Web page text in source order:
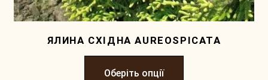
ЯЛИНА СХІДНА AUREOSPICATA
Оберіть опції